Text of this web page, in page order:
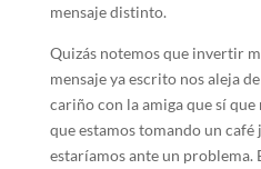
mensaje distinto.
Quizás notemos que invertir
mensaje ya escrito nos aleja
cariño con la amiga que sí
que estamos tomando un café
estaríamos ante un problema.